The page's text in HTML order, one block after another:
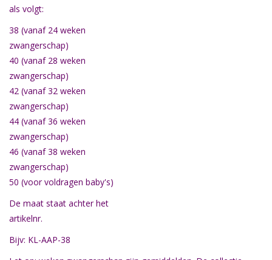
Vanaf 1 jaar
Over ons
Samenwerking
Deutsch
als volgt:
38 (vanaf 24 weken
zwangerschap)
40 (vanaf 28 weken
zwangerschap)
42 (vanaf 32 weken
zwangerschap)
44 (vanaf 36 weken
zwangerschap)
46 (vanaf 38 weken
zwangerschap)
50 (voor voldragen baby's)
De maat staat achter het
artikelnr.
Bijv: KL-AAP-38